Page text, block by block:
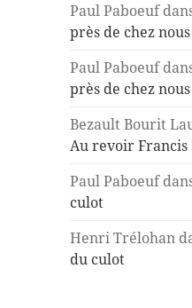
Paul Paboeuf
près de chez nous
Paul Paboeuf
près de chez nous
Bezault Bourit
Au revoir Francis
Paul Paboeuf
culot
Henri Trélohan
du culot